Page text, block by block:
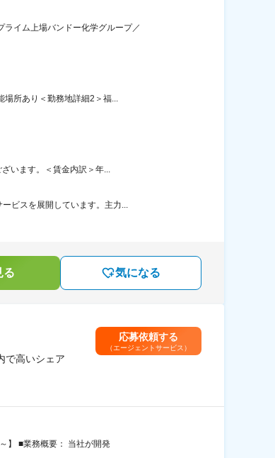
ライム上場バンドー化学グループ／
場所あり＜勤務地詳細2＞福...
います。＜賃金内訳＞年...
ビスを展開しています。主力...
る 気になる
で高いシェア
応募依頼する
（エージェントサービス）
】 ■業務概要： 当社が開発